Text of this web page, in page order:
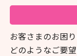
お客さまのお困
どのようなご要